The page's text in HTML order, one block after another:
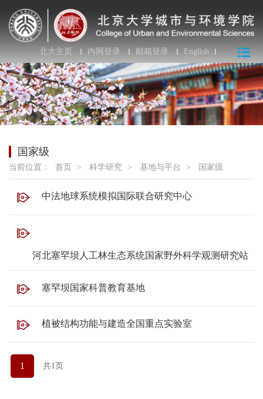
北大主页 内网登录 邮箱登录 English
国家级
当前位置： 首页 > 科学研究 > 基地与平台 > 国家级
中法地球系统模拟国际联合研究中心
河北塞罕坝人工林生态系统国家野外科学观测研究站
塞罕坝国家科普教育基地
植被结构功能与建造全国重点实验室
1 共1页